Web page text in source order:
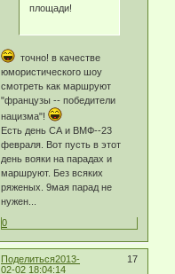
площади!
точно! в качестве
юмористического шоу
смотреть как маршруют
"французы -- победители
нацизма"!
Есть день СА и ВМФ--23
февраля. Вот пусть в этот
день вояки на парадах и
маршруют. Без всяких
ряженых. 9мая парад не
нужен...
0
Поделиться 17
2013-
02-02 18:04:14